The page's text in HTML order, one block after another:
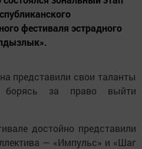
фестиваля эстрадного
представили свои таланты
борясь за право выйти
достойно представили
— «Импульс» и «Шаг